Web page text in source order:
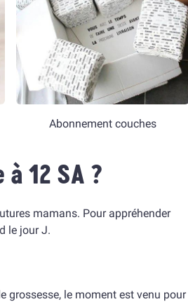
Abonnement couches
12 SA ?
mamans. Pour appréhender
le jour J.
grossesse, le moment est venu pour